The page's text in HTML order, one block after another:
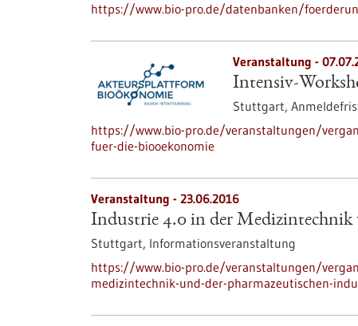
https://www.bio-pro.de/datenbanken/
Veranstaltung -
Intensiv-
Stuttgart,
https://www.bio-pro.de/veranstaltungen/
fuer-die-biooekonomie
Veranstaltung - 23.06.2016
Industrie 4.0 in der Medizintechnik
Stuttgart, Informationsveranstaltung
https://www.bio-pro.de/veranstaltungen/
medizintechnik-und-der-pharmazeutischen-